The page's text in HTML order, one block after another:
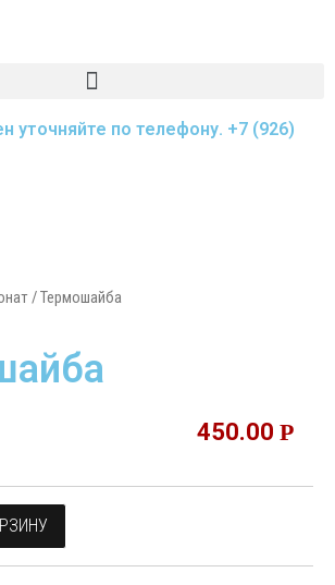
уточняйте по телефону. +7 (926)
/ Термошайба
450.00 Р